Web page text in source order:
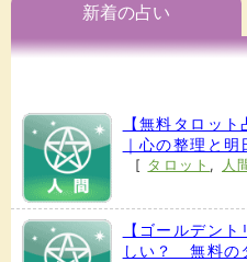
新着の占い
【無料タロッ
｜心の整理と
[ タロット , 人
【ゴールデン
しい？ 無料の